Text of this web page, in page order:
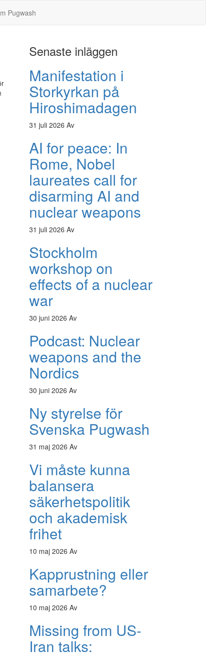
Pugwash
Senaste inläggen
Manifestation i
Storkyrkan på
Hiroshimadagen
31 juli 2026 Av
AI for peace: In
Rome, Nobel
laureates call for
disarming AI and
nuclear weapons
31 juli 2026 Av
Stockholm
workshop on
effects of a nuclear
war
30 juni 2026 Av
Podcast: Nuclear
weapons and the
Nordics
30 juni 2026 Av
Ny styrelse för
Svenska Pugwash
31 maj 2026 Av
Vi måste kunna
balansera
säkerhetspolitik
och akademisk
frihet
10 maj 2026 Av
Kapprustning eller
samarbete?
10 maj 2026 Av
Missing from US-
Iran talks: